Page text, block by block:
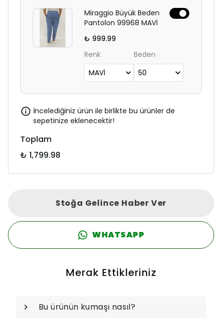
Miraggio Büyük Beden
Pantolon 99968 MAVİ
₺ 999.99
Renk
Beden
İncelediğiniz ürün ile birlikte bu ürünler de
sepetinize eklenecektir!
Toplam
₺ 1,799.98
Stoğa Gelince Haber Ver
WHATSAPP
Merak Ettikleriniz
Bu ürünün kumaşı nasıl?